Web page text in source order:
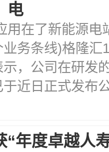
电
用在了新能源
务条线)格隆
，公司在研发
近日正式发布
“年度卓越人